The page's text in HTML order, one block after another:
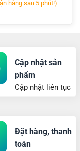
hàng sau 5 phút!)
Cập nhật sản
phẩm
Cập nhật liên tục
Đặt hàng, thanh
toán